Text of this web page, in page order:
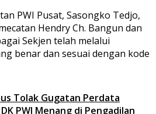
PWI Pusat, Sasongko Tedjo,
Hendry Ch. Bangun dan
Sekjen telah melalui
benar dan sesuai dengan kode
Tolak Gugatan Perdata
PWI Menang di Pengadilan